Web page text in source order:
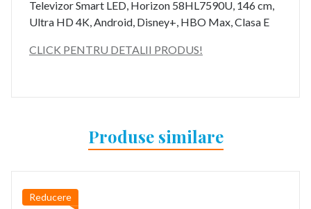
Televizor Smart LED, Horizon 58HL7590U, 146 cm,
Ultra HD 4K, Android, Disney+, HBO Max, Clasa E
CLICK PENTRU DETALII PRODUS!
Produse similare
Reducere